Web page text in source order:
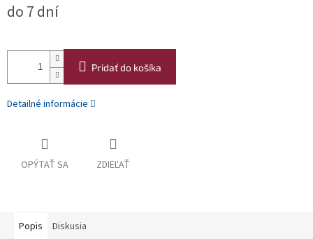
cena:
do 7 dní
Pridať do košíka
Detailné informácie
OPÝTAŤ SA ZDIEĽAŤ
Popis Diskusia